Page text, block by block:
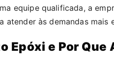
equipe qualificada, a
às demandas mais
Epóxi e Por